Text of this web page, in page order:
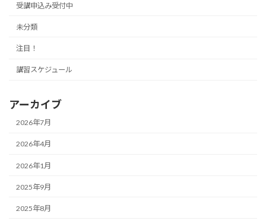
受講申込み受付中
未分類
注目！
講習スケジュール
アーカイブ
2026年7月
2026年4月
2026年1月
2025年9月
2025年8月